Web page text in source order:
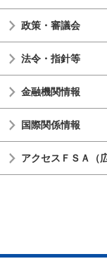
政策・審議会
法令・指針等
金融機関情報
国際関係情報
アクセスＦＳＡ（